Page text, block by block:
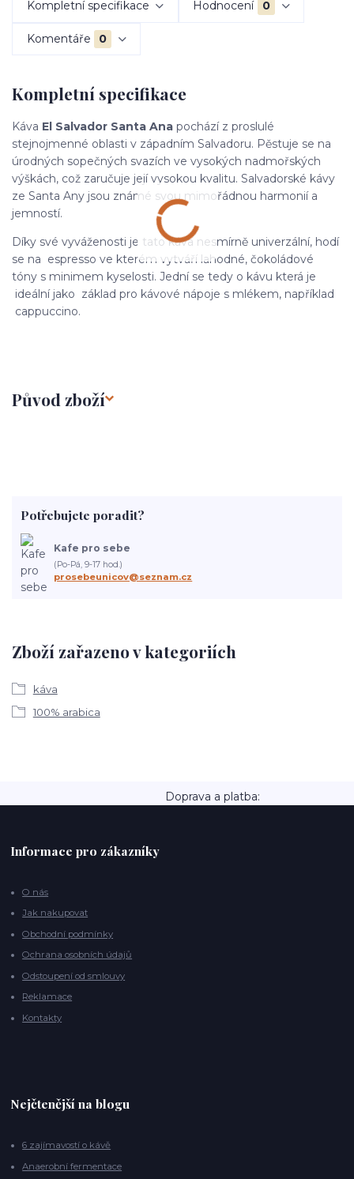
Kompletní specifikace Hodnocení 0
Komentáře 0
Kompletní specifikace
Káva El Salvador Santa Ana pochází z proslulé
stejnojmenné oblasti v západním Salvadoru. Pěstuje se na
úrodných sopečných svazích ve vysokých nadmořských
výškách, což zaručuje její vysokou kvalitu. Salvadorské kávy
ze Santa Any jsou známé svou mimořádnou harmonií a
jemností.
Díky své vyváženosti je tato káva nesmírně univerzální, hodí
se na espresso ve kterém vytváří lahodné, čokoládové
tóny s minimem kyselosti. Jední se tedy o kávu která je
ideální jako základ pro kávové nápoje s mlékem, například
cappuccino.
Původ zboží
Zboží zařazeno v kategoriích
káva
100% arabica
Potřebujete poradit?
Kafe pro sebe
(Po-Pá, 9-17 hod.)
prosebeunicov@seznam.cz
Doprava a platba:
Informace pro zákazníky
O nás
Jak nakupovat
Obchodní podmínky
Ochrana osobních údajů
Odstoupení od smlouvy
Reklamace
Kontakty
Nejčtenější na blogu
6 zajímavostí o kávě
Anaerobní fermentace